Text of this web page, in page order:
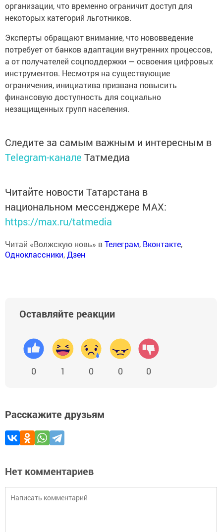
организации, что временно ограничит доступ для
некоторых категорий льготников.
Эксперты обращают внимание, что нововведение
потребует от банков адаптации внутренних процессов,
а от получателей соцподдержки — освоения цифровых
инструментов. Несмотря на существующие
ограничения, инициатива призвана повысить
финансовую доступность для социально
незащищенных групп населения.
Следите за самым важным и интересным в
Telegram-канале Татмедиа
Читайте новости Татарстана в
национальном мессенджере MАХ:
https://max.ru/tatmedia
Читай «Волжскую новь» вТелеграм, Вконтакте,
Одноклассники,Дзен
Оставляйте реакции
0 1 0 0 0
Расскажите друзьям
Нет комментариев